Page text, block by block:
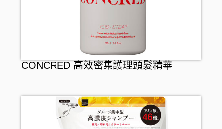
CONCRED 高效密集護理頭髮精華